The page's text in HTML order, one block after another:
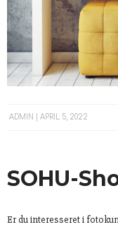
ADMIN APRIL 5, 2022
SOHU-
Er du interesseret i